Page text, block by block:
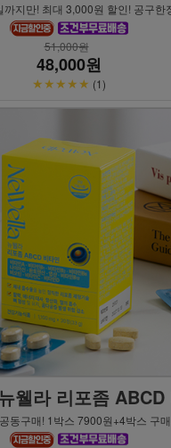
지만! 최대 3,000원 할인! 공구한
51,000원
48,000원
★★★★★ (1)
웰라 리포좀 ABCD
동구매! 1박스 7900원+4박스 구